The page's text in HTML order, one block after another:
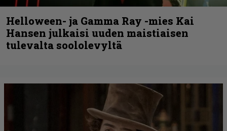
Helloween- ja Gamma Ray -mies Kai
Hansen julkaisi uuden maistiaisen
tulevalta soololevyltä